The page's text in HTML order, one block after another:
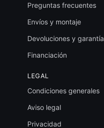
Preguntas frecuentes
Envíos y montaje
Devoluciones y garantía
Financiación
LEGAL
Condiciones generales
Aviso legal
Privacidad